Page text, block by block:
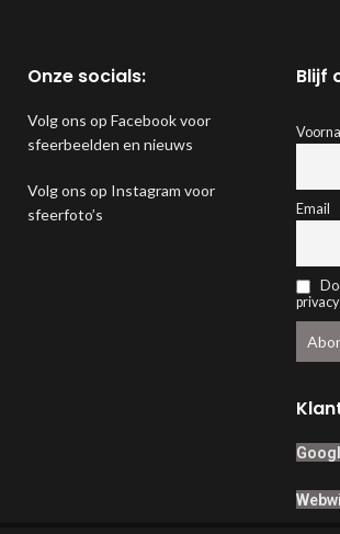
Onze socials:
Volg ons op Facebook voor
sfeerbeelden en nieuws
Volg ons op Instagram voor
sfeerfoto’s
Blijf
Email